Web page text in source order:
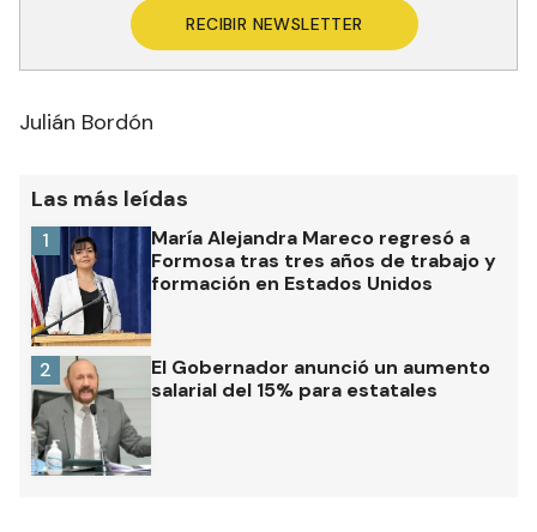
RECIBIR NEWSLETTER
Julián Bordón
Las más leídas
María Alejandra Mareco regresó a
Formosa tras tres años de trabajo y
formación en Estados Unidos
1
El Gobernador anunció un aumento
salarial del 15% para estatales
2